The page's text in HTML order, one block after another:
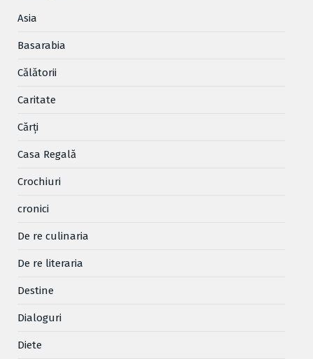
Asia
Basarabia
Cǎlǎtorii
Caritate
Cărţi
Casa Regală
Crochiuri
cronici
De re culinaria
De re literaria
Destine
Dialoguri
Diete